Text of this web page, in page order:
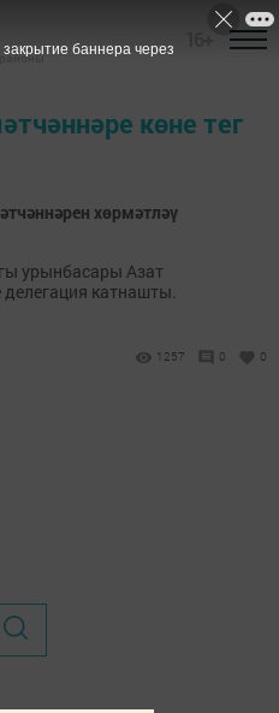
көне тег
хөрмәтләү
урынбасары Азат
катнашты.
1257 0 0
баннера через